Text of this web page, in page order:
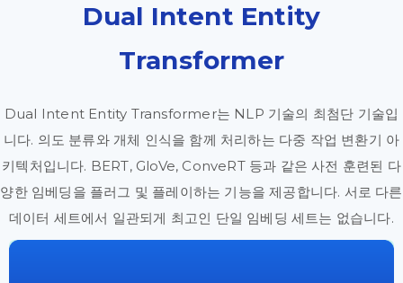
Dual Intent Entity
Transformer
Dual Intent Entity Transformer는 NLP 기술의 최첨단 기술입
니다. 의도 분류와 개체 인식을 함께 처리하는 다중 작업 변환기 아
키텍처입니다. BERT, GloVe, ConveRT 등과 같은 사전 훈련된 다
양한 임베딩을 플러그 및 플레이하는 기능을 제공합니다. 서로 다른
데이터 세트에서 일관되게 최고인 단일 임베딩 세트는 없습니다.